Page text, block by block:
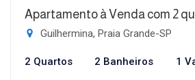
Apartamento à Venda com 2
Guilhermina, Praia Grande-SP
2 Quartos 2 Banheiros 1